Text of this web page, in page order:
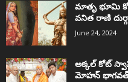
మాతృ భూమి
వనిత రాణి
June 24, 2024
అక్కల్‌ కోట్‌
మోహన్